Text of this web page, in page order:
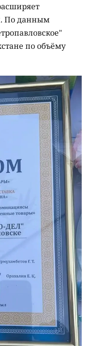
По данным
по объёму